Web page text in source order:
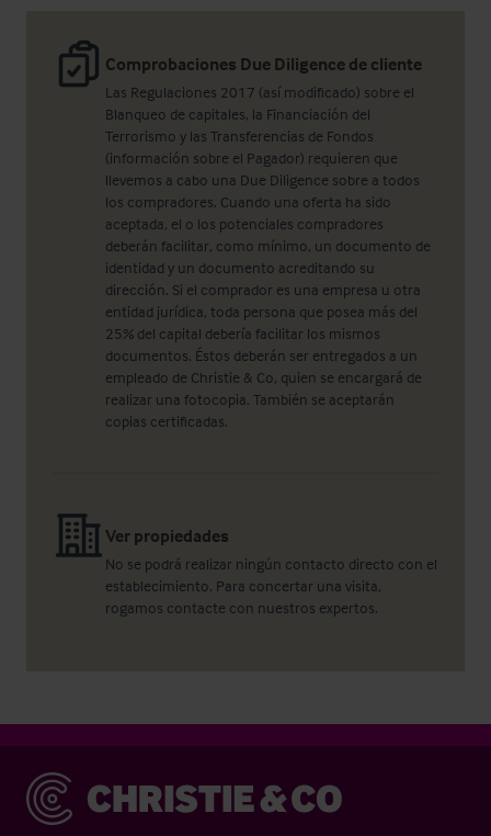
Comprobaciones Due Diligence de cliente
Las Regulaciones 2017 (así modificado) sobre el
Blanqueo de capitales, la Financiación del
Terrorismo y las Transferencias de Fondos
(información sobre el Pagador) requieren que
llevemos a cabo una Due Diligence sobre a todos
los compradores. Cuando una oferta ha sido
aceptada, el o los potenciales compradores
deberán facilitar, como mínimo, un documento de
identidad y un documento acreditando su
dirección. Si el comprador es una empresa u otra
entidad jurídica, toda persona que posea más del
25% del capital debería facilitar los mismos
documentos. Éstos deberán ser entregados a un
empleado de Christie & Co, quien se encargará de
realizar una fotocopia. También se aceptarán
copias certificadas.
Ver propiedades
No se podrá realizar ningún contacto directo con el
establecimiento. Para concertar una visita,
rogamos contacte con nuestros expertos.
Christie & Co